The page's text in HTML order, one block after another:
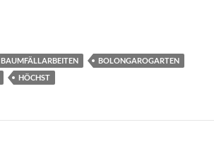
BAUMFÄLLARBEITEN
BOLONGAROGARTEN
HÖCHST